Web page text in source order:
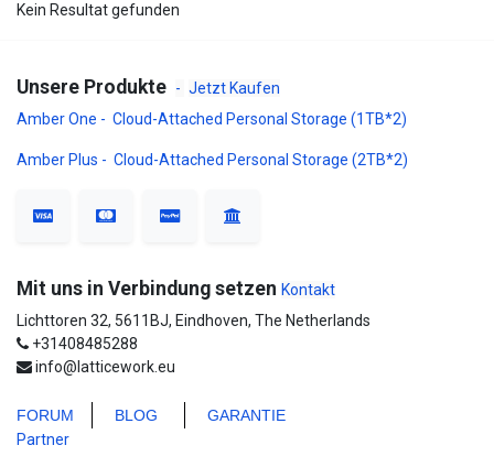
Kein Resultat gefunden
Unsere Produkte - Jetzt Kaufen
Amber One - Cloud-Attached Personal Storage (1TB*2)
Amber Plus - Cloud-Attached Personal Storage (2TB*2)
Mit uns in Verbindung setzen Kontakt
Lichttoren 32, 5611BJ, Eindhoven, The Netherlands
+31408485288
info@latticework.eu
FORUM BLOG
GARANTIE
Partner